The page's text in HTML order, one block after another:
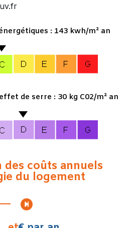
: 143 kwh/m² an
de serre : 30 kg C02/m² an
des coûts annuels
du logement